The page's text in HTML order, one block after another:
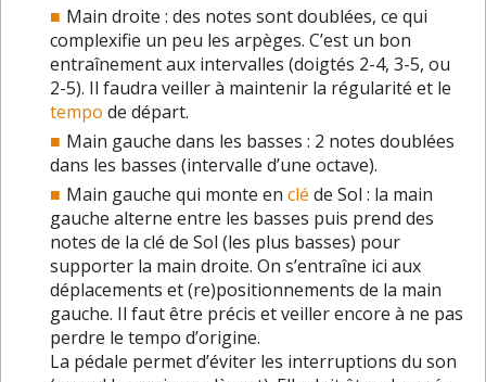
Main droite : des notes sont doublées, ce qui
complexifie un peu les arpèges. C’est un bon
entraînement aux intervalles (doigtés 2-4, 3-5, ou
2-5). Il faudra veiller à maintenir la régularité et le
tempo de départ.
Main gauche dans les basses : 2 notes doublées
dans les basses (intervalle d’une octave).
Main gauche qui monte en clé de Sol : la main
gauche alterne entre les basses puis prend des
notes de la clé de Sol (les plus basses) pour
supporter la main droite. On s’entraîne ici aux
déplacements et (re)positionnements de la main
gauche. Il faut être précis et veiller encore à ne pas
perdre le tempo d’origine.
La pédale permet d’éviter les interruptions du son